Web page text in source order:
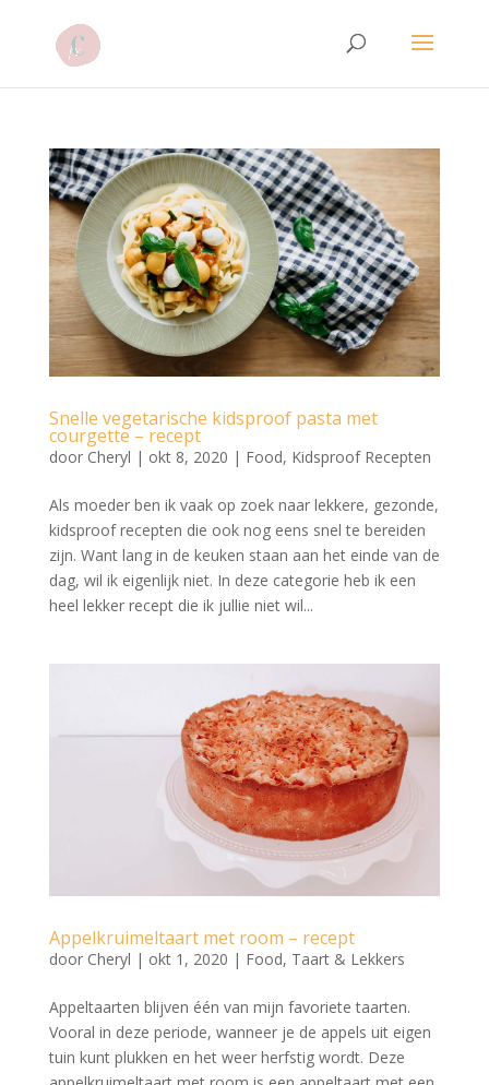
Snelle vegetarische kidsproof pasta met
courgette – recept
door Cheryl | okt 8, 2020 | Food, Kidsproof Recepten
Als moeder ben ik vaak op zoek naar lekkere, gezonde,
kidsproof recepten die ook nog eens snel te bereiden
zijn. Want lang in de keuken staan aan het einde van de
dag, wil ik eigenlijk niet. In deze categorie heb ik een
heel lekker recept die ik jullie niet wil...
Appelkruimeltaart met room – recept
door Cheryl | okt 1, 2020 | Food, Taart & Lekkers
Appeltaarten blijven één van mijn favoriete taarten.
Vooral in deze periode, wanneer je de appels uit eigen
tuin kunt plukken en het weer herfstig wordt. Deze